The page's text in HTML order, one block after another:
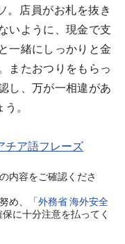
。店員がお札を抜き
いように、現金で支
一緒にしっかりと金
またおつりをもらっ
し、万が一相違があ
。
チア語フレーズ
内容をご確認くださ
め、「外務省 海外安全
に十分注意を払ってく